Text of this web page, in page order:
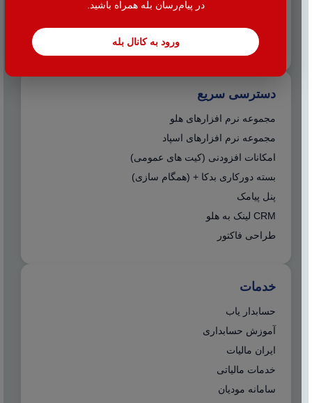
در پیام‌رسان بله همراه باشید.
ورود به کانال بله
☎️ واحد خدمات مالیاتی: 38424
info@hac.ir
دسترسی سریع
مجموعه نرم افزارهای هلو
مجموعه نرم افزارهای اسپاد
امکانات افزودنی (کیت های عمومی)
بسته دورکاری بدکا + (همگام سازی)
پنل پیامک
CRM لینک به هلو
طراحی فاکتور
خدمات
حسابدار یاب
آموزش حسابداری
ایران مالیات
خدمات مالیاتی
سامانه مودیان